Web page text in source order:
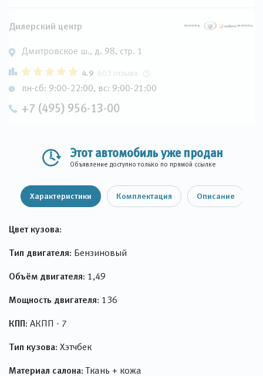
Дилерский центр
Дмитровское ш., д. 98, стр. 1
4.9 603 отзыва
пн-сб: 9:00-22:00, вс: 9:00-21:00
+7 (495) 956-13-00
Этот автомобиль уже продан
Объявление доступно только по прямой ссылке
Характеристики Комплектация Описание
Цвет кузова:
Тип двигателя: Бензиновый
Объём двигателя: 1,49
Мощность двигателя: 136
КПП: АКПП - 7
Тип кузова: Хэтчбек
Материал салона: Ткань + кожа